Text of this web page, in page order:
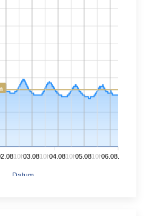
Datum
10h03.08.10h04.08.10h05.08.10h06.08.